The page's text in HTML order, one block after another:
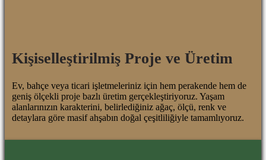
Kişiselleştirilmiş Proje ve Üretim
Ev, bahçe veya ticari işletmeleriniz için hem perakende hem de
geniş ölçekli proje bazlı üretim gerçekleştiriyoruz. Yaşam
alanlarınızın karakterini, belirlediğiniz ağaç, ölçü, renk ve
detaylara göre masif ahşabın doğal çeşitliliğiyle tamamlıyoruz.